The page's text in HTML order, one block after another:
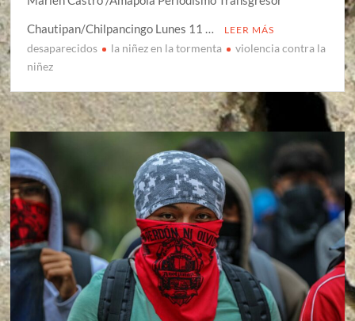
Chautipan/Chilpancingo Lunes 11 …
LEER MÁS
desaparecidos la niñez en la tormenta
violencia contra la
niñez